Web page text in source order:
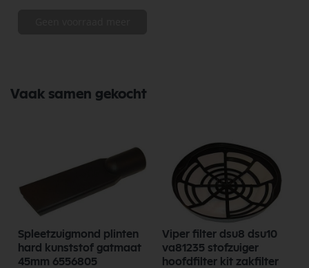
Vaak samen gekocht
Spleetzuigmond plinten
hard kunststof gatmaat
45mm 6556805
Viper filter dsu8 dsu10
va81235 stofzuiger
hoofdfilter kit zakfilter